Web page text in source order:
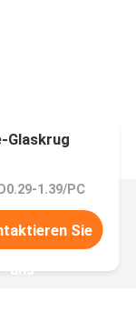
Glaskrug
1.39/PC
Sie
uns